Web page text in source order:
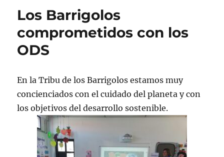
Los Barrigolos
comprometidos con los
ODS
En la Tribu de los Barrigolos estamos muy
concienciados con el cuidado del planeta y con
los objetivos del desarrollo sostenible.